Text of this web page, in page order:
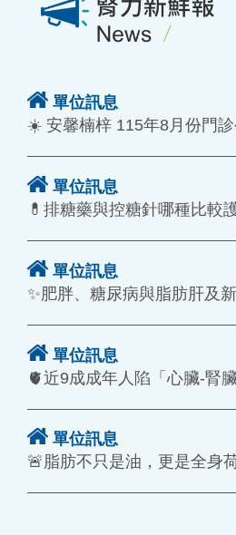
單位訊息
☀️ 安馨楠梓 115年8月份門
單位訊息
💊排糖藥與控糖針哪種比較
單位訊息
單位訊息
單位訊息
🚨脂肪不只是油，更是全身